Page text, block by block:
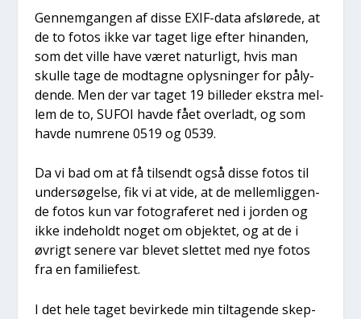
Gen­nem­gan­gen af dis­se EXIF-data afslø­re­de, at
de to fotos ikke var taget lige efter hin­an­den,
som det vil­le have været natur­ligt, hvis man
skul­le tage de mod­tag­ne oplys­nin­ger for påly­
den­de. Men der var taget 19 bil­le­der ekstra mel­
lem de to, SUFOI hav­de fået over­ladt, og som
hav­de num­re­ne 0519 og 0539.
Da vi bad om at få til­sendt også dis­se fotos til
under­sø­gel­se, fik vi at vide, at de mel­lem­lig­gen­
de fotos kun var foto­gra­fe­ret ned i jor­den og
ikke inde­holdt noget om objek­tet, og at de i
øvrigt sene­re var ble­vet slet­tet med nye fotos
fra en fami­lie­fest.
I det hele taget bevir­ke­de min til­ta­gen­de skep­